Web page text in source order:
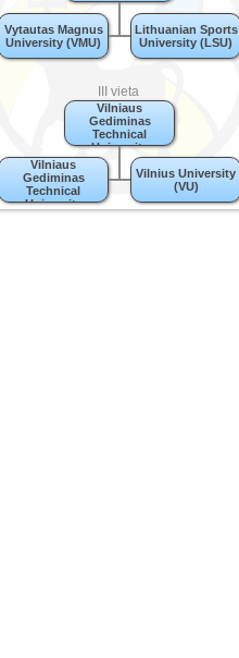
III vieta
Vytautas Magnus
University (VMU)
Lithuanian Sports
University (LSU)
Vilniaus
Gediminas
Technical
University
(VILNIUS TECH)
Vilniaus
Gediminas
Technical
University
Vilnius University
(VU)